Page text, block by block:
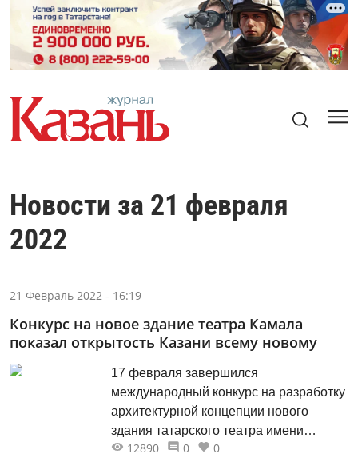
Новости за 21 февраля
2022
21 Февраль 2022 - 16:19
Конкурс на новое здание театра Камала
показал открытость Казани всему новому
17 февраля завершился
международный конкурс на разработку
архитектурной концепции нового
здания татарского театра имени
Камала.
12890 0
0